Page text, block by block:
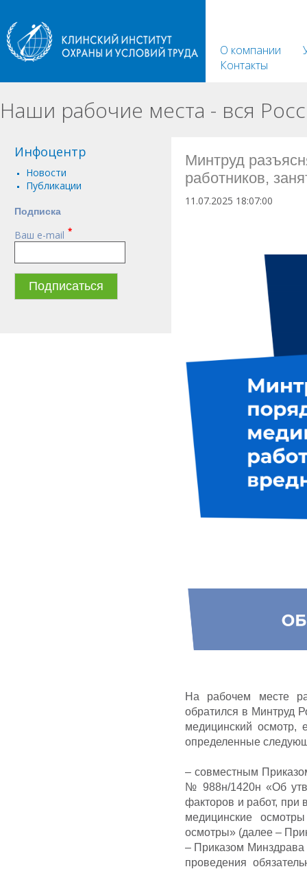
О компании
Контакты
Наши рабочие места - вся
Инфоцентр
Новости
Публикации
Подписка
Ваш e-mail *
Минтруд
работников,
11.07.2025 18:07:00
На рабочем месте
обратился в Минтруд
медицинский осмотр,
определенные
– совместным
№ 988н/1420н «Об
факторов и работ, при
медицинские
осмотры» (далее –
– Приказом
проведения